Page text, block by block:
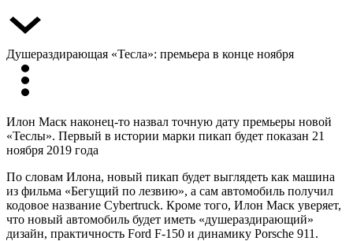
Душераздирающая «Тесла»: премьера в конце ноября
Илон Маск наконец-то назвал точную дату премьеры новой
«Теслы». Первый в истории марки пикап будет показан 21
ноября 2019 года
По словам Илона, новый пикап будет выглядеть как машина
из фильма «Бегущий по лезвию», а сам автомобиль получил
кодовое название Cybertruck. Кроме того, Илон Маск уверяет,
что новый автомобиль будет иметь «душераздирающий»
дизайн, практичность Ford F-150 и динамику Porsche 911.